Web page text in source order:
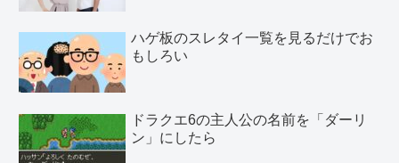
ハゲ板のスレタイ一覧を見るだけでお
もしろい
ドラクエ6の主人公の名前を「ダーリ
ン」にしたら